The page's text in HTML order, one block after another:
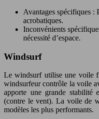
Avantages spécifiques :
acrobatiques.
Inconvénients
nécessité d’espace.
Windsurf
Le windsurf utilise une voile
windsurfeur contrôle la voile
apporte une grande stabilité
(contre le vent). La voile de
modèles les plus performants.